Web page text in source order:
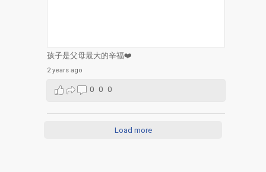
孩子是父母最大的辛福❤️
2 years ago
0 0 0
Load more